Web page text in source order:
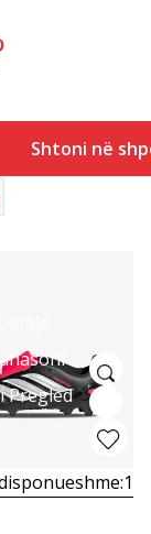
Shtoni në
Pregled
1